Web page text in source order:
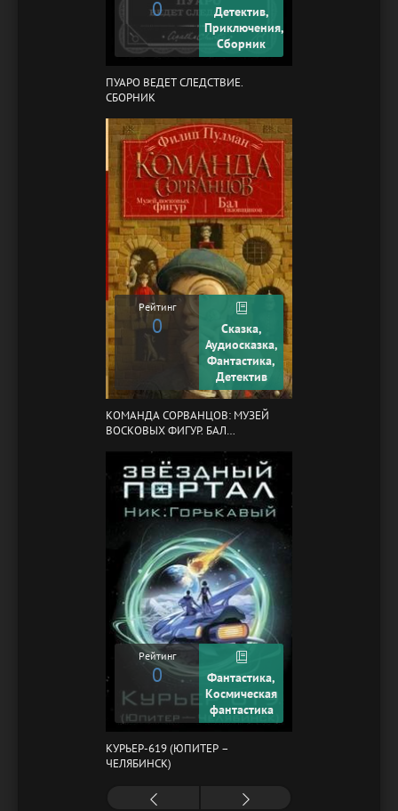
0
Детектив,
Приключения,
Сборник
ПУАРО ВЕДЕТ СЛЕДСТВИЕ.
СБОРНИК
Рейтинг
0
Сказка,
Аудиосказка,
Фантастика,
Детектив
КОМАНДА СОРВАНЦОВ: МУЗЕЙ
ВОСКОВЫХ ФИГУР. БАЛ
Рейтинг
0
Фантастика,
Космическая
фантастика
КУРЬЕР-619 (ЮПИТЕР –
ЧЕЛЯБИНСК)